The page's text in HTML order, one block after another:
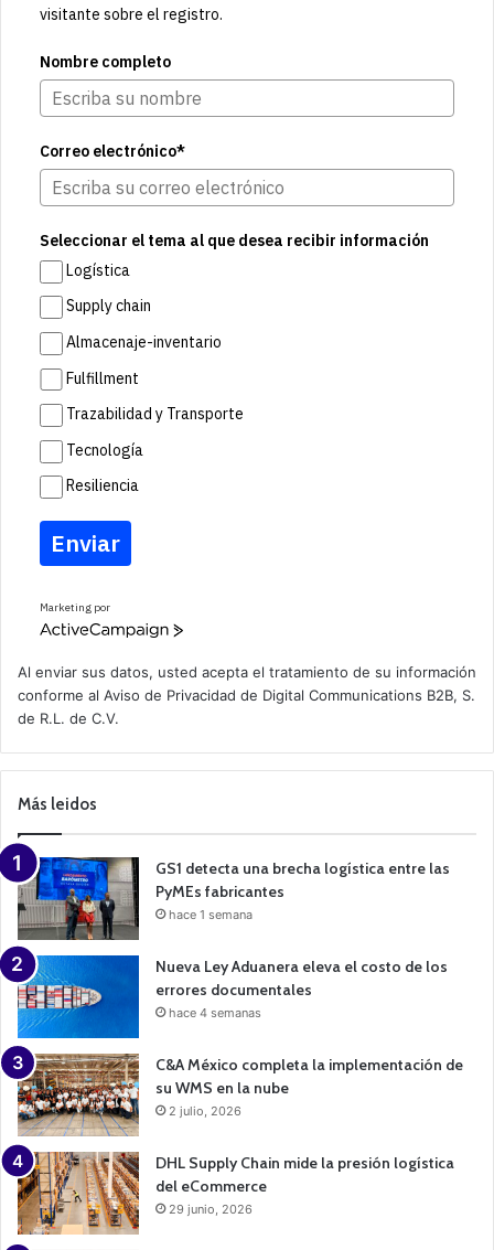
visitante sobre el registro.
Nombre completo
Correo electrónico*
Seleccionar el tema al que desea recibir información
Logística
Supply chain
Almacenaje-inventario
Fulfillment
Trazabilidad y Transporte
Tecnología
Resiliencia
Enviar
Marketing por
A
v
e
a
m
a
n
Al enviar sus datos, usted acepta el tratamiento de su información
conforme al Aviso de Privacidad de Digital Communications B2B, S.
de R.L. de C.V.
Más leidos
GS1 detecta una brecha logística entre las
PyMEs fabricantes
hace 1 semana
Nueva Ley Aduanera eleva el costo de los
errores documentales
hace 4 semanas
C&A México completa la implementación de
su WMS en la nube
2 julio, 2026
DHL Supply Chain mide la presión logística
del eCommerce
29 junio, 2026